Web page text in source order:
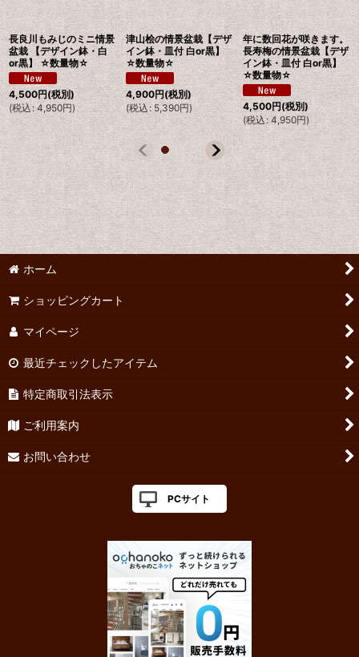
長良川もみじのミニ情景
盆栽 【デザイン鉢・白
or黒】 ☆数量物☆
4,500円(税別)
(税込: 4,950円)
津山桧の情景盆栽【デザ
イン鉢・皿付 白or黒】
☆数量物☆
4,900円(税別)
(税込: 5,390円)
年に数回花が咲きます。
長寿梅の情景盆栽【デザ
イン鉢・皿付 白or黒】
☆数量物☆
4,500円(税別)
(税込: 4,950円)
ホーム
ショッピングカート
マイページ
最近チェックしたアイテム
特定商取引法表示
ご利用案内
お問い合わせ
PCサイト